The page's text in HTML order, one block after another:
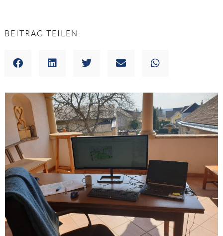
BEITRAG TEILEN: